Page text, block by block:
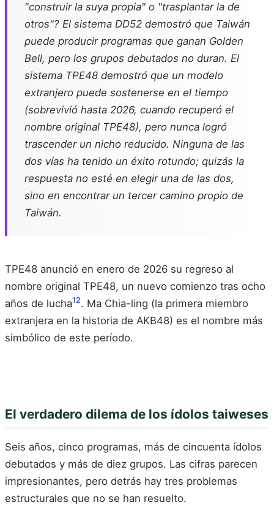
"construir la suya propia" o "trasplantar la de
otros"? El sistema DD52 demostró que Taiwán
puede producir programas que ganan Golden
Bell, pero los grupos debutados no duran. El
sistema TPE48 demostró que un modelo
extranjero puede sostenerse en el tiempo
(sobrevivió hasta 2026, cuando recuperó el
nombre original TPE48), pero nunca logró
trascender un nicho reducido. Ninguna de las
dos vías ha tenido un éxito rotundo; quizás la
respuesta no esté en elegir una de las dos,
sino en encontrar un tercer camino propio de
Taiwán.
TPE48 anunció en enero de 2026 su regreso al
nombre original TPE48, un nuevo comienzo tras ocho
años de lucha12. Ma Chia-ling (la primera miembro
extranjera en la historia de AKB48) es el nombre más
simbólico de este período.
El verdadero dilema de los ídolos taiweses
Seis años, cinco programas, más de cincuenta ídolos
debutados y más de diez grupos. Las cifras parecen
impresionantes, pero detrás hay tres problemas
estructurales que no se han resuelto.